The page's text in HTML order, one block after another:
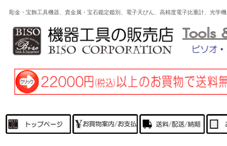
彫金・宝飾工具機器、貴金属・宝石鑑定鑑別、電子天びん、高精度電子比重計、光